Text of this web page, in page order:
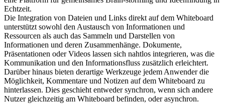
Echtzeit.
Die Integration von Dateien und Links direkt auf dem Whiteboard
unterstützt sowohl den Austausch von Informationen und
Ressourcen als auch das Sammeln und Darstellen von
Informationen und deren Zusammenhänge. Dokumente,
Präsentationen oder Videos lassen sich nahtlos integrieren, was die
Kommunikation und den Informationsfluss zusätzlich erleichtert.
Darüber hinaus bieten derartige Werkzeuge jedem Anwender die
Möglichkeit, Kommentare und Notizen auf dem Whiteboard zu
hinterlassen. Dies geschieht entweder synchron, wenn sich andere
Nutzer gleichzeitig am Whiteboard befinden, oder asynchron.